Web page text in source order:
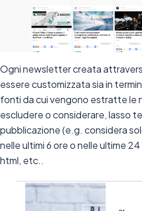
Ogni newsletter creata
essere customizzata sia in
fonti da cui vengono estratte le
escludere o considerare, lasso
pubblicazione (e.g. considera
nelle ultimi 6 ore o nelle ultime
html, etc..